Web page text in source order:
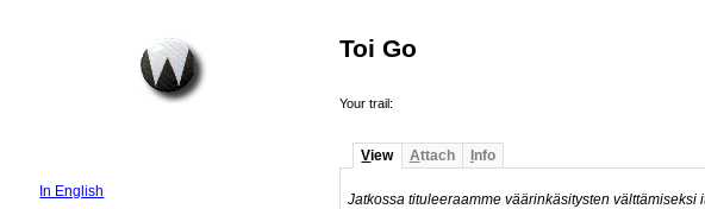
Toi Go
Your trail:
View Attach Info
Jatkossa tituleeraamme väärinkäsitysten välttämiseksi
In English